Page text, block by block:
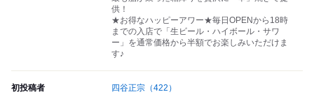
供！
★お得なハッピーアワー★毎日OPENから18時
までの入店で「生ビール・ハイボール・サワ
ー」を通常価格から半額でお楽しみいただけま
す♪
初投稿者 四谷正宗 （422）